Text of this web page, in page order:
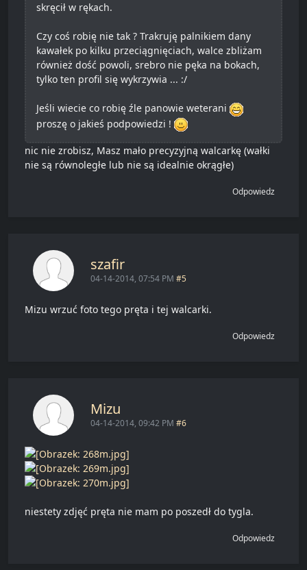
skręcił w rękach.
Czy coś robię nie tak ? Trakruję palnikiem dany
kawałek po kilku przeciągnięciach, walce zbliżam
również dość powoli, srebro nie pęka na bokach,
tylko ten profil się wykrzywia ... :/
Jeśli wiecie co robię źle panowie weterani
proszę o jakieś podpowiedzi !
nic nie zrobisz, Masz mało precyzyjną walcarkę (wałki
nie są równoległe lub nie są idealnie okrągłe)
Odpowiedz
szafir
04-14-2014, 07:54 PM #5
Mizu wrzuć foto tego pręta i tej walcarki.
Odpowiedz
Mizu
04-14-2014, 09:42 PM #6
niestety zdjęć pręta nie mam po poszedł do tygla.
Odpowiedz